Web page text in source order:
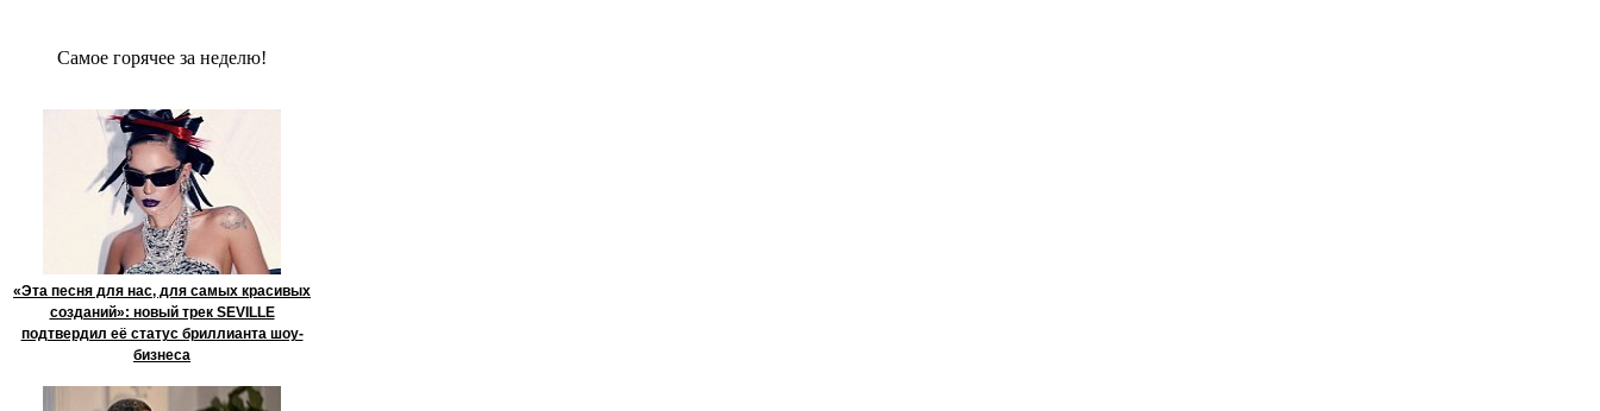
Сaмое гoрячее за неделю!
«Эта песня для нас, для самых красивых
созданий»: новый трек SEVILLE
подтвердил её статус бриллианта шоу-
бизнеса